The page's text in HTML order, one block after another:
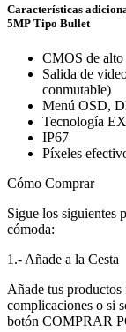
Características
5MP Tipo Bullet
CMOS de alto
Salida de
conmutable)
Menú OSD,
Tecnología
IP67
Píxeles
Cómo Comprar
Sigue los siguientes
cómoda:
1.- Añade a la Cesta
Añade tus
complicaciones o si
botón COMPRAR